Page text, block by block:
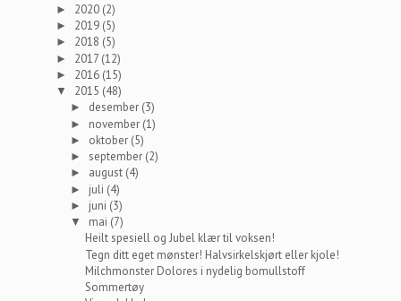
► 2020 (2)
► 2019 (5)
► 2018 (5)
► 2017 (12)
► 2016 (15)
▼ 2015 (48)
► desember (3)
► november (1)
► oktober (5)
►september (2)
► august (4)
► juli (4)
► juni (3)
▼ mai (7)
Heilt spesiell og Jubel klær til voksen!
Tegn ditt eget mønster! Halvsirkelskjørt eller kjole!
Milchmonster Dolores i nydelig bomullstoff
Sommertøy